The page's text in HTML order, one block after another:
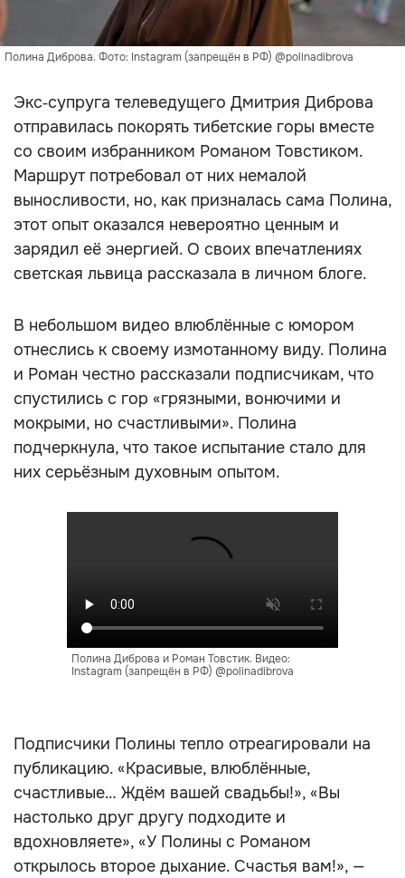
Полина Диброва. Фото: Instagram (запрещён в РФ) @polinadibrova
Экс‑супруга телеведущего Дмитрия Диброва
отправилась покорять тибетские горы вместе
со своим избранником Романом Товстиком.
Маршрут потребовал от них немалой
выносливости, но, как призналась сама Полина,
этот опыт оказался невероятно ценным и
зарядил её энергией. О своих впечатлениях
светская львица рассказала в личном блоге.
В небольшом видео влюблённые с юмором
отнеслись к своему измотанному виду. Полина
и Роман честно рассказали подписчикам, что
спустились с гор «грязными, вонючими и
мокрыми, но счастливыми». Полина
подчеркнула, что такое испытание стало для
них серьёзным духовным опытом.
Полина Диброва и Роман Товстик. Видео:
Instagram (запрещён в РФ) @polinadibrova
Подписчики Полины тепло отреагировали на
публикацию. «Красивые, влюблённые,
счастливые… Ждём вашей свадьбы!», «Вы
настолько друг другу подходите и
вдохновляете», «У Полины с Романом
открылось второе дыхание. Счастья вам!», —